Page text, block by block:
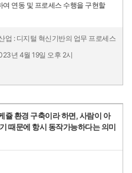
여 연동 및 프로세스 수행을 구현할
업 : 디지털 혁신기반의 업무 프로세스
년 4월 19일 오후 2시
쥴 환경 구축이라 하면, 사람이 아
때문에 항시 동작가능하다는 의미